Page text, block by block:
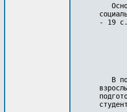
- 19 с.
В